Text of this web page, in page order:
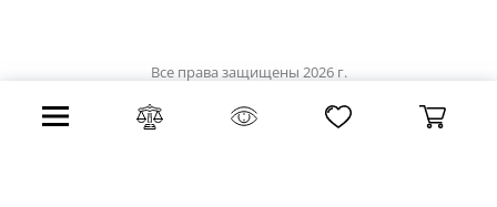
Все права защищены 2026 г.